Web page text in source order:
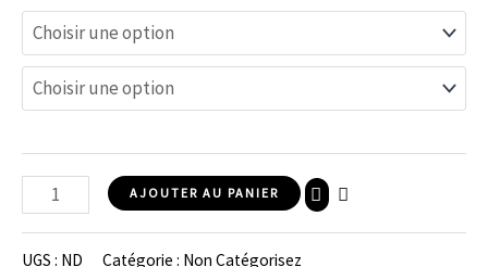
AJOUTER AU PANIER
UGS : ND Catégorie : Non Catégorisez